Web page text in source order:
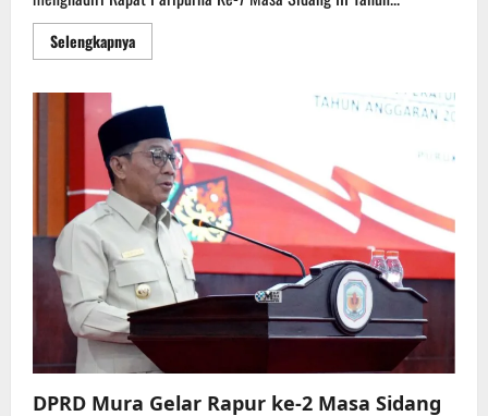
SelengkapnyaRead
more
Agenda
Penting
Dibahas
pada
Rapat
Paripurna
DPRD
Mura
DPRD Mura Gelar Rapur ke-2 Masa Sidang